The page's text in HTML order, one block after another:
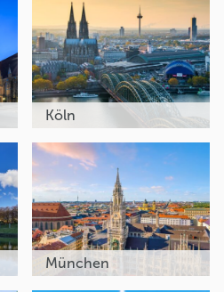
Köln
München